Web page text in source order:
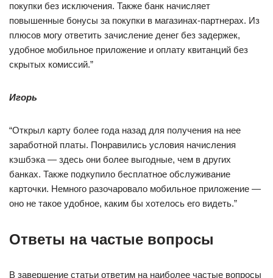
покупки без исключения. Также банк начисляет
повышенные бонусы за покупки в магазинах-партнерах. Из
плюсов могу ответить зачисление денег без задержек,
удобное мобильное приложение и оплату квитанций без
скрытых комиссий.”
Игорь
“Открыл карту более года назад для получения на нее
заработной платы. Понравились условия начисления
кэшбэка — здесь они более выгодные, чем в других
банках. Также подкупило бесплатное обслуживание
карточки. Немного разочаровало мобильное приложение —
оно не такое удобное, каким бы хотелось его видеть.”
Ответы на частые вопросы
В завершение статьи ответим на наиболее частые вопросы